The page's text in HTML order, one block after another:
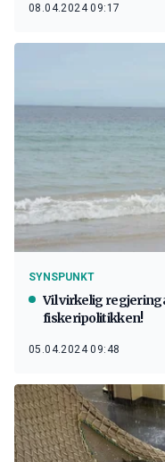
08.04.2024 09:17
SYNSPUNKT
Vil virkelig
fiskeripolitikken!
05.04.2024 09:48